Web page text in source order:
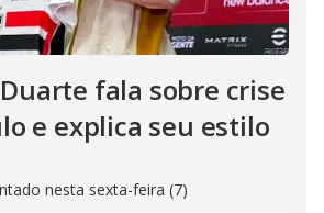
fala sobre crise
e explica seu estilo
nesta sexta-feira (7)